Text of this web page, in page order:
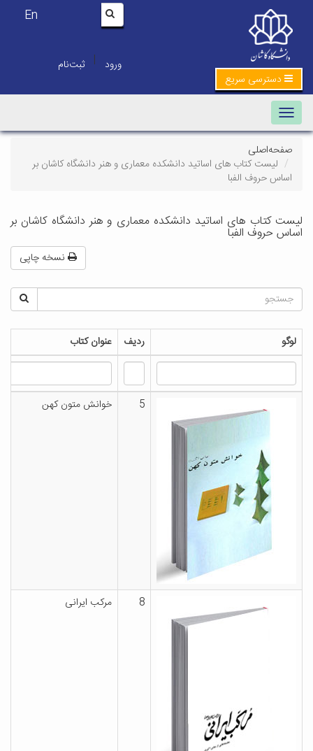
En
ورود | ثبت‌نام
دسترسی سریع
Toggle navigation
صفحه‌اصلی
لیست کتاب های اساتید دانشکده معماری و هنر دانشگاه کاشان بر
اساس حروف الفبا
لیست کتاب های اساتید دانشکده معماری و هنر دانشگاه کاشان بر
اساس حروف الفبا
نسخه چاپی
لوگو ردیف عنوان کتاب
5 خوانش متون کهن
8 مرکب ایرانی